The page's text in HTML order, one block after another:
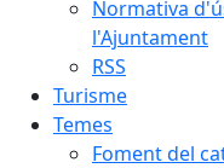
Normativa
l'Ajuntament
RSS
Turisme
Temes
Foment del